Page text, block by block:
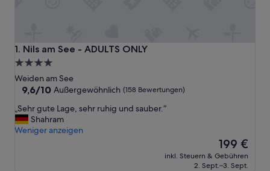
1. Nils am See - ADULTS ONLY
Nils am See - ADULTS ONLY
4.0-
Sterne-
Unterkunft
Weiden am See
9.6
10,
Außergewöhnlich,
(158
9,6/10 Außergewöhnlich (158 Bewertungen)
„
S
e
„Sehr gute Lage, sehr ruhig und sauber.“
Shahram
Weniger anzeigen
Der
Preis
beträgt
199 €
inkl. Steuern & Gebühren
2. Sept.–3. Sept.